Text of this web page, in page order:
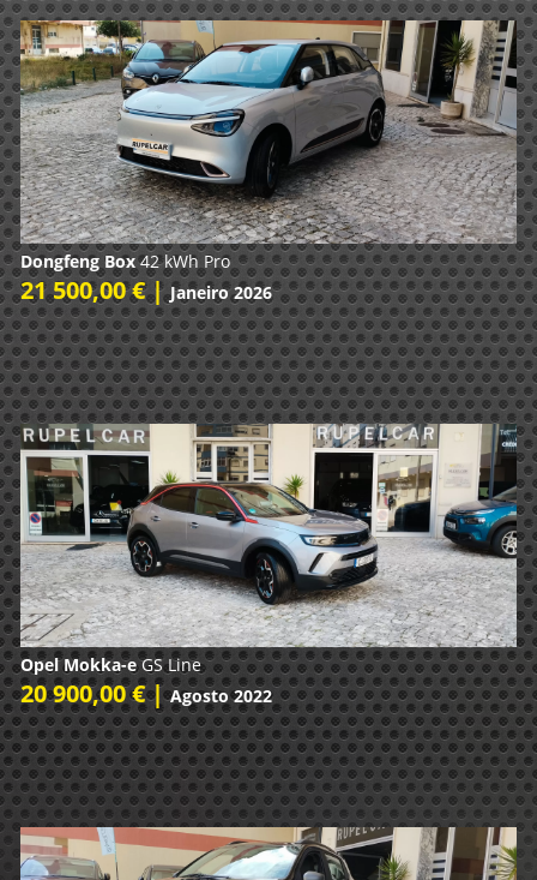
Dongfeng Box42 kWh Pro
21 500,00 € |Janeiro 2026
Opel Mokka-eGS Line
20 900,00 € |Agosto 2022